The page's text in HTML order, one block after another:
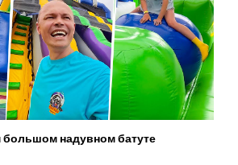
надувном батуте